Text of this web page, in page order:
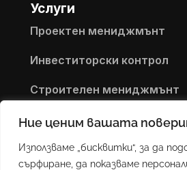
Ние ценим вашата
Използваме „бисквитки“, за да
сърфиране, да показваме
Услуги
Проектен мениджмънт
Инвеститорски контрол
Строителен мениджмънт
Контакти
+359 889 176 378
k.pavlov@cm-sq.com